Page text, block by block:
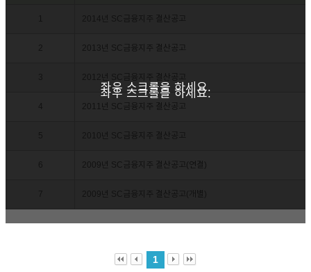
2 2013년 SC금융지주 결산공고
2011년 SC금융지주 결산공고
6 2009년 SC금융지주 결산공고(연결)
좌우 스크롤을 하세요.
좌우 스크롤을 하세요.
1